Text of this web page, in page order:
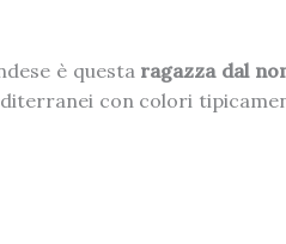
è questa ragazza dal
con colori